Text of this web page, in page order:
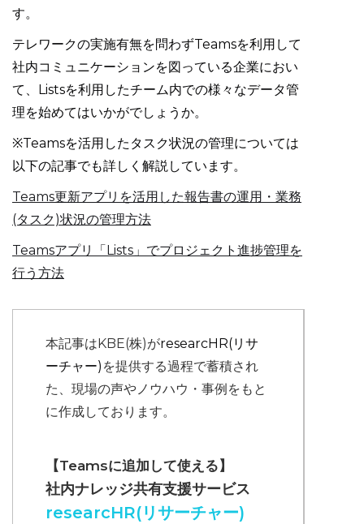
す。
テレワークの実施有無を問わずTeamsを利用して
社内コミュニケーションを図っている企業におい
て、Listsを利用したチーム内での様々なデータ管
理を始めてはいかがでしょうか。
※Teamsを活用したタスク状況の管理については
以下の記事でも詳しく解説しています。
Teams更新アプリを活用した報告書の運用・業務
(タスク)状況の管理方法
Teamsアプリ「Lists」でプロジェクト進捗管理を
行う方法
本記事はKBE(株)がresearcHR(リサ
ーチャー) を提供する過程で蓄積され
た、現場の声やノウハウ・事例をもと
に作成しております。
【Teamsに追加して使える】
社内ナレッジ共有支援サービス
researcHR(リサーチャー)